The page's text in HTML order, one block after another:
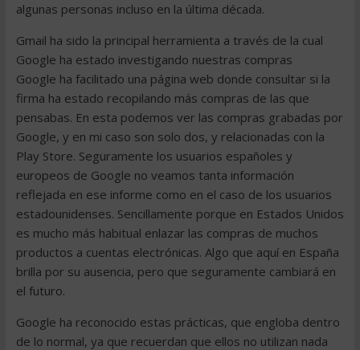
algunas personas incluso en la última década.
Gmail ha sido la principal herramienta a través de la cual
Google ha estado investigando nuestras compras
Google ha facilitado una página web donde consultar si la
firma ha estado recopilando más compras de las que
pensabas. En esta podemos ver las compras grabadas por
Google, y en mi caso son solo dos, y relacionadas con la
Play Store. Seguramente los usuarios españoles y
europeos de Google no veamos tanta información
reflejada en ese informe como en el caso de los usuarios
estadounidenses. Sencillamente porque en Estados Unidos
es mucho más habitual enlazar las compras de muchos
productos a cuentas electrónicas. Algo que aquí en España
brilla por su ausencia, pero que seguramente cambiará en
el futuro.
Google ha reconocido estas prácticas, que engloba dentro
de lo normal, ya que recuerdan que ellos no utilizan nada